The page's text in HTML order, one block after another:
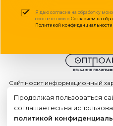
Я даю согласие на обработку
соответствии с Согласием на
Политикой конфиденциальности
Сайт носит информационный
2015 - 2026г. ©
Создание
Продолжая пользоваться
соглашаетесь на
политикой